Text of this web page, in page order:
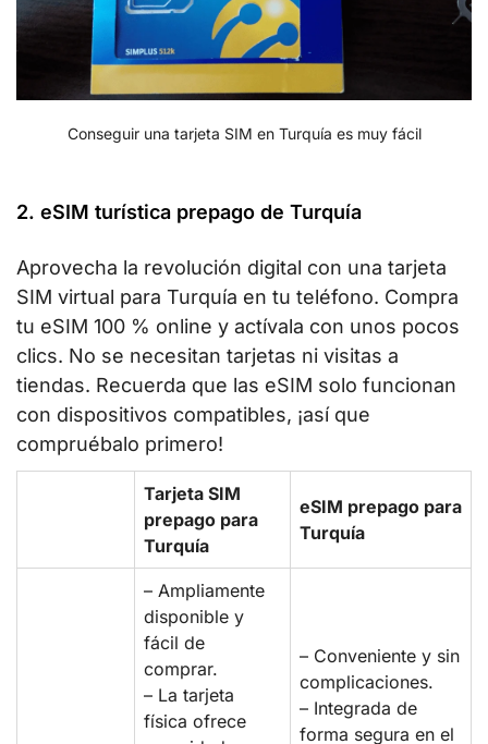
Conseguir una tarjeta SIM en Turquía es muy fácil
2. eSIM turística prepago de Turquía
Aprovecha la revolución digital con una tarjeta
SIM virtual para Turquía en tu teléfono. Compra
tu eSIM 100 % online y actívala con unos pocos
clics. No se necesitan tarjetas ni visitas a
tiendas. Recuerda que las eSIM solo funcionan
con dispositivos compatibles, ¡así que
compruébalo primero!
Tarjeta SIM
prepago para
Turquía
eSIM prepago para
Turquía
– Ampliamente
disponible y
fácil de
comprar.
– La tarjeta
física ofrece
– Conveniente y sin
complicaciones.
– Integrada de
forma segura en el